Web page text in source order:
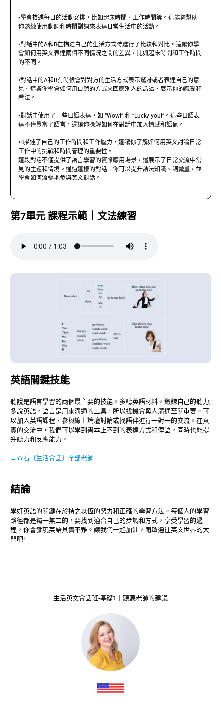
•學會描述每日的活動安排，比如起床時間、工作時間等。這能夠幫助
你熟練使用動詞和時間副詞來表達日常生活中的活動。
•對話中的A和B在描述自己的生活方式時進行了比較和對比。這讓你學
會如何用英文表達兩個不同情況之間的差異，比如起床時間和工作時間
的不同。
•對話中的A和B有時候會對對方的生活方式表示驚訝或者表達自己的意
見。這讓你學會如何用自然的方式來回應別人的話語，展示你的感受和
看法。
•對話中使用了一些口語表達，如 “Wow!” 和 “Lucky you!”。這些口語表
達不僅豐富了語言，還讓你瞭解如何在對話中加入情感和語氣。
•B描述了自己的工作時間和工作壓力，這讓你了解如何用英文討論日常
工作中的挑戰和時間管理的重要性。
這段對話不僅提供了語言學習的實際應用場景，還展示了日常交流中常
見的主題和情境。通過這樣的對話，你可以提升語法知識、詞彙量，並
學會如何流暢地參與英文對話。
第7單元 課程示範｜文法練習
英語關鍵技能
聽說是語言學習的兩個最主要的技能。多聽英語材料，鍛鍊自己的聽力;
多說英語，語言是用來溝通的工具，所以找機會與人溝通至關重要。可
以加入英語課程、參與線上論壇討論或找語伴進行一對一的交流。在真
實的交流中，我們可以學到書本上不到的表達方式和俚語，同時也能提
升聽力和反應能力。
→查看〔生活會話〕全部老師
結論
學好英語的關鍵在於持之以恆的努力和正確的學習方法。每個人的學習
路徑都是獨一無二的，要找到適合自己的步調和方式，享受學習的過
程，你會發現英語其實不難。讓我們一起加油，開啟通往英文世界的大
門吧!
生活英文會話班-基礎1｜聽聽老師的建議